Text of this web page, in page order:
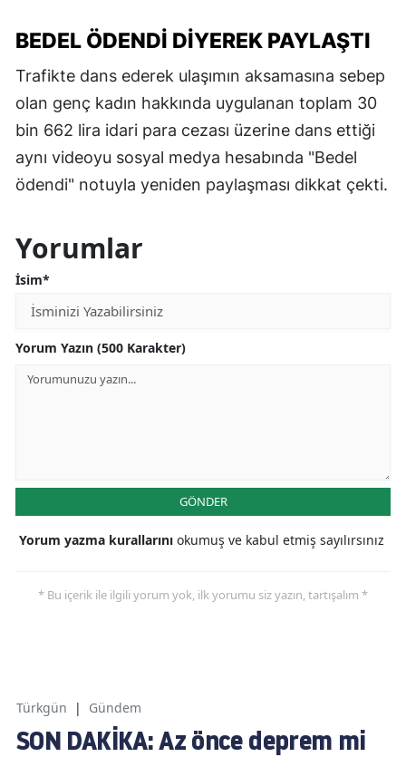
BEDEL ÖDENDİ DİYEREK PAYLAŞTI
Trafikte dans ederek ulaşımın aksamasına sebep
olan genç kadın hakkında uygulanan toplam 30
bin 662 lira idari para cezası üzerine dans ettiği
aynı videoyu sosyal medya hesabında "Bedel
ödendi" notuyla yeniden paylaşması dikkat çekti.
Yorumlar
İsim*
Yorum Yazın (500 Karakter)
GÖNDER
Yorum yazma kurallarını okumuş ve kabul etmiş sayılırsınız
* Bu içerik ile ilgili yorum yok, ilk yorumu siz yazın, tartışalım *
Türkgün | Gündem
SON DAKİKA: Az önce deprem mi